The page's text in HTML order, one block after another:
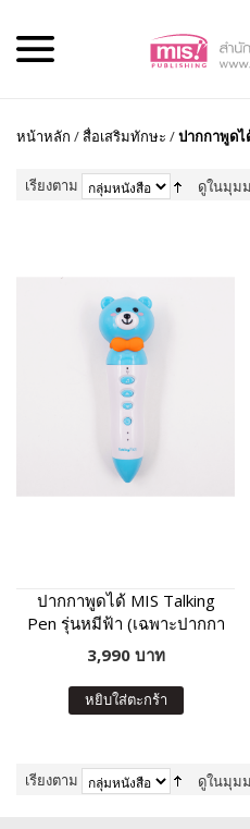
หน้าหลัก /สื่อเสริมทักษะ /ปากกาพูด
เรียงตาม ดูในมุม
ปากกาพูดได้ MIS Talking
Pen รุ่นหมีฟ้า (เฉพาะปากกา
พูดได้ ไม่มีหนังสือในชุด)
3,990 บาท
หยิบใส่ตะกร้า
เรียงตาม ดูในมุม